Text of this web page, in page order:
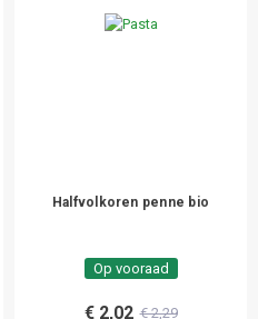
Halfvolkoren penne bio
Op vooraad
€ 2,02 € 2,29